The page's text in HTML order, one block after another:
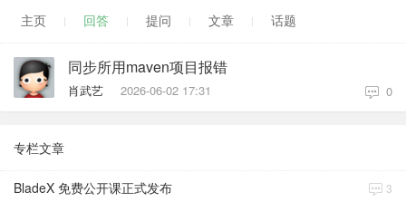
主页 回答 提问 文章 话题
同步所用maven项目报错
肖武艺 2026-06-02 17:31 0
专栏文章
BladeX 免费公开课正式发布 3